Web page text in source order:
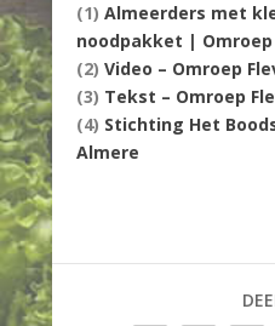
(1) Almeerders met
noodpakket | Omroep
(2) Video – Omroep
(3) Tekst – Omroep
(4) Stichting Het
Almere